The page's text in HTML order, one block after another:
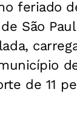
feriado
São
de 11